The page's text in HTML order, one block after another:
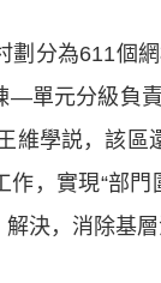
分為611個網
單元分級負
維學説，該
，實現“部
決，消除基層